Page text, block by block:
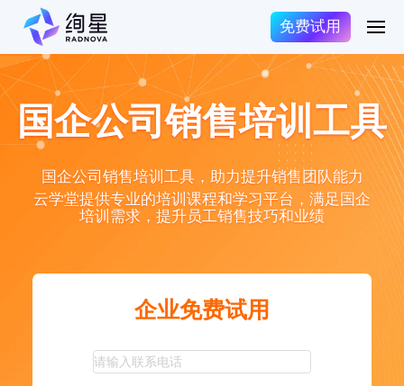
免费试用
国企公司销售培训工具
国企公司销售培训工具，助力提升销售团队能力
云学堂提供专业的培训课程和学习平台，满足国企
培训需求，提升员工销售技巧和业绩
企业免费试用